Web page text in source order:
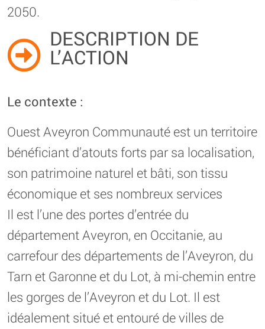
2050.
DESCRIPTION DE
L’ACTION
Le contexte :
Ouest Aveyron Communauté est un territoire
bénéficiant d’atouts forts par sa localisation,
son patrimoine naturel et bâti, son tissu
économique et ses nombreux services
Il est l’une des portes d’entrée du
département Aveyron, en Occitanie, au
carrefour des départements de l’Aveyron, du
Tarn et Garonne et du Lot, à mi-chemin entre
les gorges de l’Aveyron et du Lot. Il est
idéalement situé et entouré de villes de